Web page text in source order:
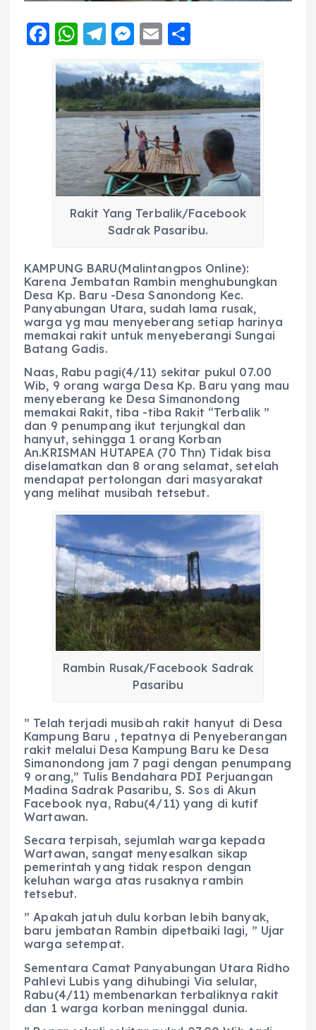
F
a
c
e
b
o
o
k
W
h
a
ts
A
p
p
T
el
e
g
r
a
m
M
e
ss
e
n
g
er
E
m
ai
l
h
a
re
Rakit Yang Terbalik/Facebook
Sadrak Pasaribu.
KAMPUNG BARU(Malintangpos Online):
Karena Jembatan Rambin menghubungkan
Desa Kp. Baru -Desa Sanondong Kec.
Panyabungan Utara, sudah lama rusak,
warga yg mau menyeberang setiap harinya
memakai rakit untuk menyeberangi Sungai
Batang Gadis.
Naas, Rabu pagi(4/11) sekitar pukul 07.00
Wib, 9 orang warga Desa Kp. Baru yang mau
menyeberang ke Desa Simanondong
memakai Rakit, tiba -tiba Rakit “Terbalik ”
dan 9 penumpang ikut terjungkal dan
hanyut, sehingga 1 orang Korban
An.KRISMAN HUTAPEA (70 Thn) Tidak bisa
diselamatkan dan 8 orang selamat, setelah
mendapat pertolongan dari masyarakat
yang melihat musibah tetsebut.
Rambin Rusak/Facebook Sadrak
Pasaribu
” Telah terjadi musibah rakit hanyut di Desa
Kampung Baru , tepatnya di Penyeberangan
rakit melalui Desa Kampung Baru ke Desa
Simanondong jam 7 pagi dengan penumpang
9 orang,” Tulis Bendahara PDI Perjuangan
Madina Sadrak Pasaribu, S. Sos di Akun
Facebook nya, Rabu(4/11) yang di kutif
Wartawan.
Secara terpisah, sejumlah warga kepada
Wartawan, sangat menyesalkan sikap
pemerintah yang tidak respon dengan
keluhan warga atas rusaknya rambin
tetsebut.
” Apakah jatuh dulu korban lebih banyak,
baru jembatan Rambin dipetbaiki lagi, ” Ujar
warga setempat.
Sementara Camat Panyabungan Utara Ridho
Pahlevi Lubis yang dihubingi Via selular,
Rabu(4/11) membenarkan terbaliknya rakit
dan 1 warga korban meninggal dunia.